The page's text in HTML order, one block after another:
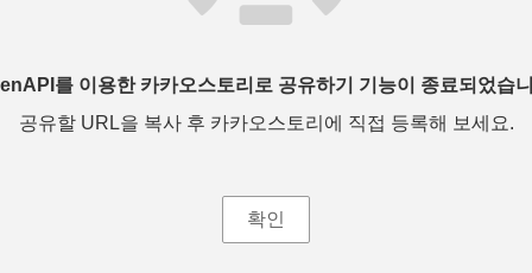
를 이용한 카카오스토리로 공유하기 기능이 종료되었습
공유할 URL을 복사 후 카카오스토리에 직접 등록해 보세요.
확인